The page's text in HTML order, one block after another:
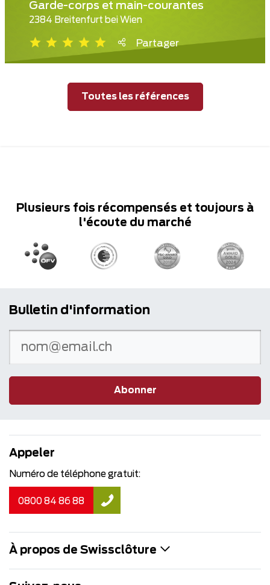
Garde-corps et main-courantes
2384 Breitenfurt bei Wien
Partager
Toutes les références
Plusieurs fois récompensés et toujours à
l'écoute du marché
Bulletin d'information
Abonner
Appeler
Numéro de téléphone gratuit:
0800 84 86 88
À propos de Swissclôture